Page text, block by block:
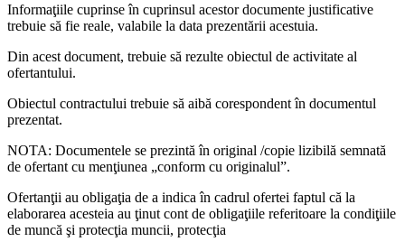
Informaţiile cuprinse în cuprinsul acestor documente justificative
trebuie să fie reale, valabile la data prezentării acestuia.
Din acest document, trebuie să rezulte obiectul de activitate al
ofertantului.
Obiectul contractului trebuie să aibă corespondent în documentul
prezentat.
NOTA: Documentele se prezintă în original /copie lizibilă semnată
de ofertant cu menţiunea „conform cu originalul”.
Ofertanţii au obligaţia de a indica în cadrul ofertei faptul că la
elaborarea acesteia au ţinut cont de obligaţiile referitoare la condiţiile
de muncă şi protecţia muncii, protecţia